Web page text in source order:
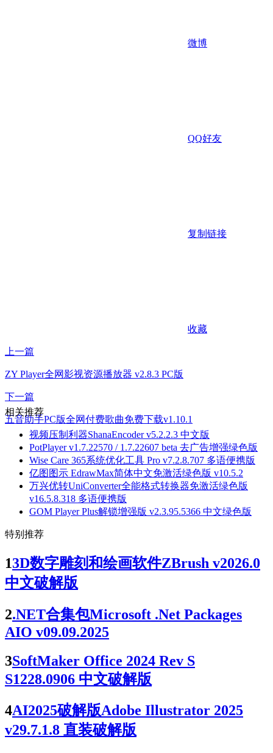
微博
QQ好友
复制链接
收藏
上一篇
ZY Player全网影视资源播放器 v2.8.3 PC版
下一篇
五音助手PC版全网付费歌曲免费下载v1.10.1
相关推荐
视频压制利器ShanaEncoder v5.2.2.3 中文版
PotPlayer v1.7.22570 / 1.7.22607 beta 去广告增强绿色版
Wise Care 365系统优化工具 Pro v7.2.8.707 多语便携版
亿图图示 EdrawMax简体中文免激活绿色版 v10.5.2
万兴优转UniConverter全能格式转换器免激活绿色版
v16.5.8.318 多语便携版
GOM Player Plus解锁增强版 v2.3.95.5366 中文绿色版
特别推荐
13D数字雕刻和绘画软件ZBrush v2026.0
中文破解版
2.NET合集包Microsoft .Net Packages
AIO v09.09.2025
3SoftMaker Office 2024 Rev S
S1228.0906 中文破解版
4AI2025破解版Adobe Illustrator 2025
v29.7.1.8 直装破解版